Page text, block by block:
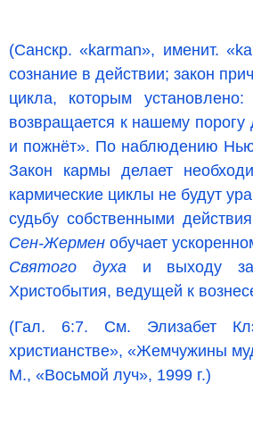
(Санскр. «karman», именит. «
сознание в действии; закон
цикла, которым
возвращается к нашему
и пожнёт». По наблюдению
Закон кармы делает
кармические циклы не будут
судьбу собственными
Сен-Жерменобучает
Святого духаи выходу за
Христобытия, ведущей к
(Гал. 6:7. См. Элизабет
христианстве», «Жемчужины
М., «Восьмой луч», 1999 г.)